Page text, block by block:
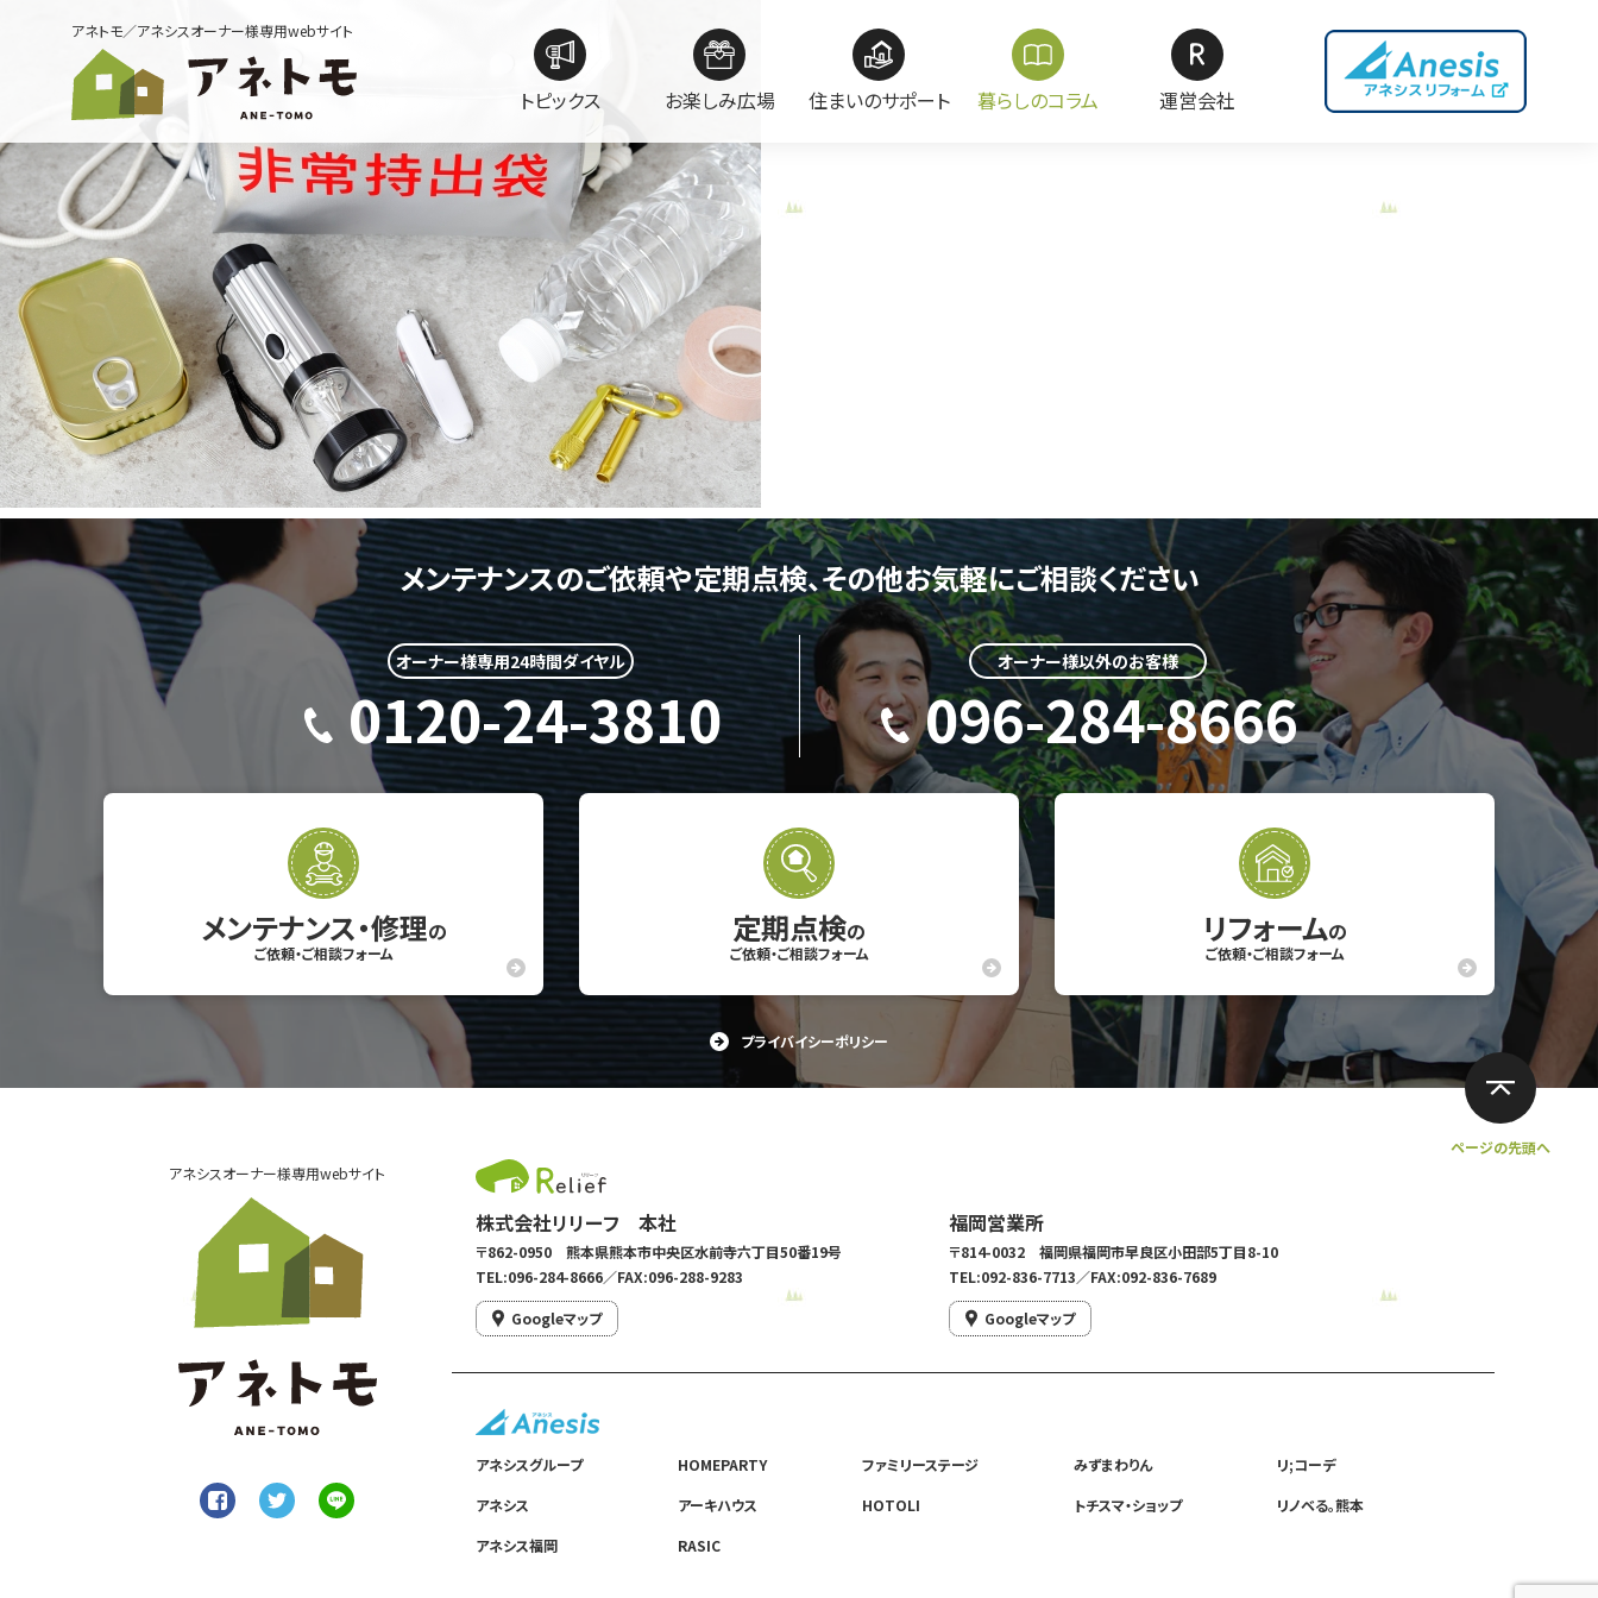
アネトモ／アネシスオーナー様専用webサイト
トピックス お楽しみ広場 住まいのサポート 暮らしのコラム 運営会社
メンテナンスのご依頼や定期点検、その他お気軽にご相談ください
オーナー様専用24時間ダイヤル
0120-24-3810
オーナー様以外のお客様
096-284-8666
メンテナンス・修理の
ご依頼・ご相談フォーム
定期点検の
ご依頼・ご相談フォーム
リフォームの
ご依頼・ご相談フォーム
プライバイシーポリシー
アネシスオーナー様専用webサイト
株式会社リリーフ 本社
〒862-0950 熊本県熊本市中央区水前寺六丁目50番19号
TEL:096-284-8666／FAX:096-288-9283
Googleマップ
福岡営業所
〒814-0032 福岡県福岡市早良区小田部5丁目8-10
TEL:092-836-7713／FAX:092-836-7689
Googleマップ
アネシスグループ
アネシス
アネシス福岡
HOMEPARTY
アーキハウス
RASIC
ファミリーステージ
HOTOLI
みずまわりん
トチスマ・ショップ
リ;コーデ
リノベる。熊本
ページの先頭へ